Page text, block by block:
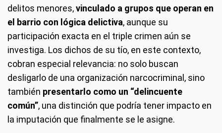
delitos menores,vinculado a grupos que operan en
el barrio con lógica delictiva, aunque su
participación exacta en el triple crimen aún se
investiga. Los dichos de su tío, en este contexto,
cobran especial relevancia: no solo buscan
desligarlo de una organización narcocriminal, sino
también presentarlo como un “delincuente
común”, una distinción que podría tener impacto en
la imputación que finalmente se le asigne.